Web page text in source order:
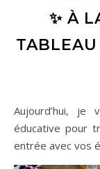
✨ À
Aujourd’hui, je vous propose une activité ludique et
éducative pour
entrée avec vos